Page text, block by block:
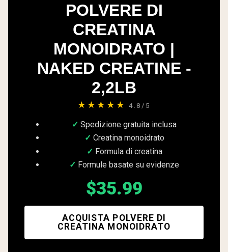
POLVERE DI
CREATINA
MONOIDRATO |
NAKED CREATINE -
2,2LB
★★★★★ 4.8/5
Spedizione gratuita inclusa
Creatina monoidrato
Formula di creatina
Formule basate su evidenze
$35.99
ACQUISTA POLVERE DI
CREATINA MONOIDRATO